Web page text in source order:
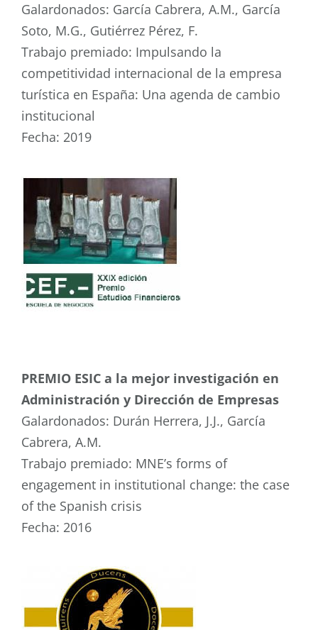
Galardonados: García Cabrera, A.M., García
Soto, M.G., Gutiérrez Pérez, F.
Trabajo premiado: Impulsando la
competitividad internacional de la empresa
turística en España: Una agenda de cambio
institucional
Fecha: 2019
PREMIO ESIC a la mejor investigación en
Administración y Dirección de Empresas
Galardonados: Durán Herrera, J.J., García
Cabrera, A.M.
Trabajo premiado: MNE’s forms of
engagement in institutional change: the case
of the Spanish crisis
Fecha: 2016